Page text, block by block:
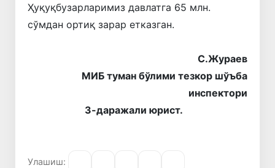
Ҳуқуқбузарларимиз давлатга 65 млн.
сўмдан ортиқ зарар етказган.
С.Жураев
МИБ туман бўлими тезкор шўъба
инспектори
3-даражали юрист.
Улашиш: